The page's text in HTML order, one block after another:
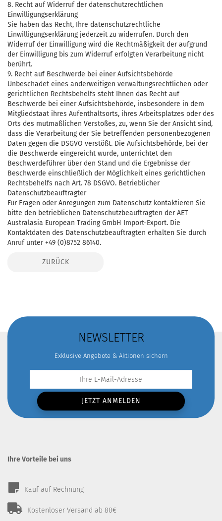
8. Recht auf Widerruf der datenschutzrechtlichen
Einwilligungserklärung
Sie haben das Recht, Ihre datenschutzrechtliche
Einwilligungserklärung jederzeit zu widerrufen. Durch den
Widerruf der Einwilligung wird die Rechtmäßigkeit der aufgrund
der Einwilligung bis zum Widerruf erfolgten Verarbeitung nicht
berührt.
9. Recht auf Beschwerde bei einer Aufsichtsbehörde
Unbeschadet eines anderweitigen verwaltungsrechtlichen oder
gerichtlichen Rechtsbehelfs steht Ihnen das Recht auf
Beschwerde bei einer Aufsichtsbehörde, insbesondere in dem
Mitgliedstaat ihres Aufenthaltsorts, ihres Arbeitsplatzes oder des
Orts des mutmaßlichen Verstoßes, zu, wenn Sie der Ansicht sind,
dass die Verarbeitung der Sie betreffenden personenbezogenen
Daten gegen die DSGVO verstößt. Die Aufsichtsbehörde, bei der
die Beschwerde eingereicht wurde, unterrichtet den
Beschwerdeführer über den Stand und die Ergebnisse der
Beschwerde einschließlich der Möglichkeit eines gerichtlichen
Rechtsbehelfs nach Art. 78 DSGVO. Betrieblicher
Datenschutzbeauftragter
Für Fragen oder Anregungen zum Datenschutz kontaktieren Sie
bitte den betrieblichen Datenschutzbeauftragten der AET
Australasia European Trading GmbH Import-Export. Die
Kontaktdaten des Datenschutzbeauftragten erhalten Sie durch
Anruf unter +49 (0)8752 86140.
ZURÜCK
NEWSLETTER
Exklusive Angebote & Aktionen sichern
Ihre Vorteile bei uns
Kauf auf Rechnung
Kostenloser Versand ab 80€